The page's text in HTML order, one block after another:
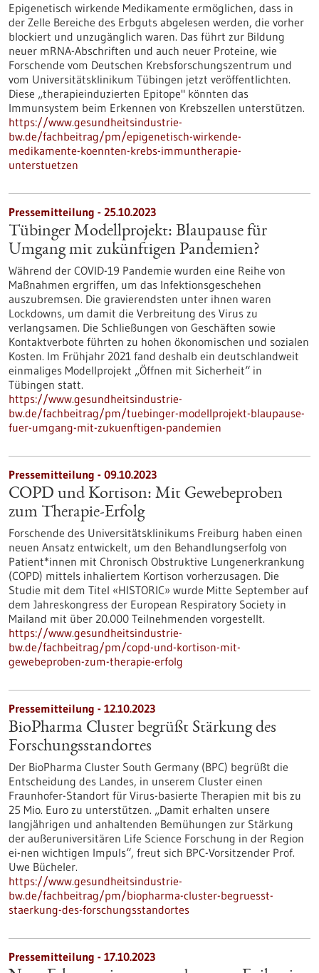
Epigenetisch wirkende Medikamente ermöglichen, dass in
der Zelle Bereiche des Erbguts abgelesen werden, die vorher
blockiert und unzugänglich waren. Das führt zur Bildung
neuer mRNA-Abschriften und auch neuer Proteine, wie
Forschende vom Deutschen Krebsforschungszentrum und
vom Universitätsklinikum Tübingen jetzt veröffentlichten.
Diese „therapieinduzierten Epitope" könnten das
Immunsystem beim Erkennen von Krebszellen unterstützen.
https://www.gesundheitsindustrie-
bw.de/fachbeitrag/pm/epigenetisch-wirkende-
medikamente-koennten-krebs-immuntherapie-
unterstuetzen
Pressemitteilung - 25.10.2023
Tübinger Modellprojekt: Blaupause für
Umgang mit zukünftigen Pandemien?
Während der COVID-19 Pandemie wurden eine Reihe von
Maßnahmen ergriffen, um das Infektionsgeschehen
auszubremsen. Die gravierendsten unter ihnen waren
Lockdowns, um damit die Verbreitung des Virus zu
verlangsamen. Die Schließungen von Geschäften sowie
Kontaktverbote führten zu hohen ökonomischen und sozialen
Kosten. Im Frühjahr 2021 fand deshalb ein deutschlandweit
einmaliges Modellprojekt „Öffnen mit Sicherheit“ in
Tübingen statt.
https://www.gesundheitsindustrie-
bw.de/fachbeitrag/pm/tuebinger-modellprojekt-blaupause-
fuer-umgang-mit-zukuenftigen-pandemien
Pressemitteilung - 09.10.2023
COPD und Kortison: Mit Gewebeproben
zum Therapie-Erfolg
Forschende des Universitätsklinikums Freiburg haben einen
neuen Ansatz entwickelt, um den Behandlungserfolg von
Patient*innen mit Chronisch Obstruktive Lungenerkrankung
(COPD) mittels inhaliertem Kortison vorherzusagen. Die
Studie mit dem Titel «HISTORIC» wurde Mitte September auf
dem Jahreskongress der European Respiratory Society in
Mailand mit über 20.000 Teilnehmenden vorgestellt.
https://www.gesundheitsindustrie-
bw.de/fachbeitrag/pm/copd-und-kortison-mit-
gewebeproben-zum-therapie-erfolg
Pressemitteilung - 12.10.2023
BioPharma Cluster begrüßt Stärkung des
Forschungsstandortes
Der BioPharma Cluster South Germany (BPC) begrüßt die
Entscheidung des Landes, in unserem Cluster einen
Fraunhofer-Standort für Virus-basierte Therapien mit bis zu
25 Mio. Euro zu unterstützen. „Damit erhalten unsere
langjährigen und anhaltenden Bemühungen zur Stärkung
der außeruniversitären Life Science Forschung in der Region
ei-nen wichtigen Impuls“, freut sich BPC-Vorsitzender Prof.
Uwe Bücheler.
https://www.gesundheitsindustrie-
bw.de/fachbeitrag/pm/biopharma-cluster-begruesst-
staerkung-des-forschungsstandortes
Pressemitteilung - 17.10.2023